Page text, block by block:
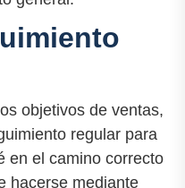
objetivos de ventas,
regular para
en el camino correcto
hacerse mediante